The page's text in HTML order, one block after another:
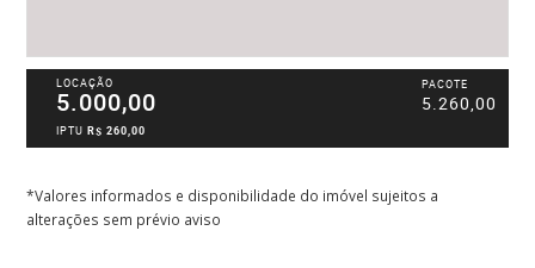
LOCAÇÃO
5.000,00
PACOTE
5.260,00
IPTUR$ 260,00
*Valores informados e disponibilidade do imóvel sujeitos a
alterações sem prévio aviso